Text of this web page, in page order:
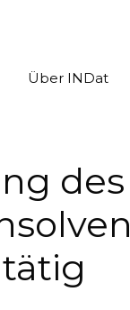
Über INDat